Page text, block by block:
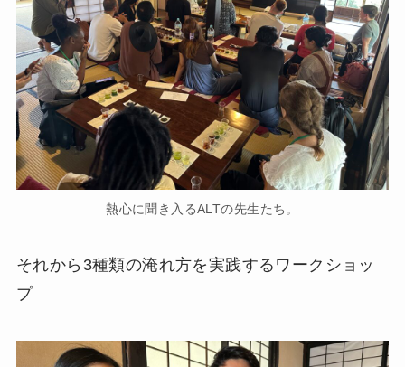
熱心に聞き入るALTの先生たち。
それから3種類の淹れ方を実践するワークショッ
プ